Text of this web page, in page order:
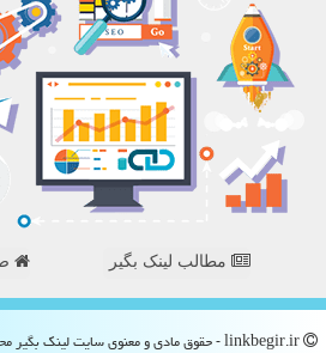
مطالب لینک بگیر